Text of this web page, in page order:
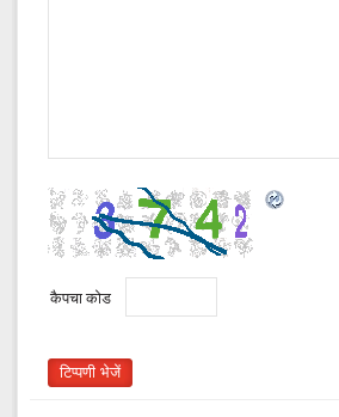
कैपचा कोड